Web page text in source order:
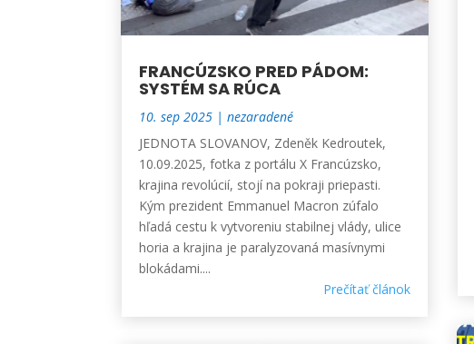
FRANCÚZSKO PRED PÁDOM:
SYSTÉM SA RÚCA
10. sep 2025 |nezaradené
JEDNOTA SLOVANOV, Zdeněk Kedroutek,
10.09.2025, fotka z portálu X Francúzsko,
krajina revolúcií, stojí na pokraji priepasti.
Kým prezident Emmanuel Macron zúfalo
hľadá cestu k vytvoreniu stabilnej vlády, ulice
horia a krajina je paralyzovaná masívnymi
blokádami....
Prečítať článok